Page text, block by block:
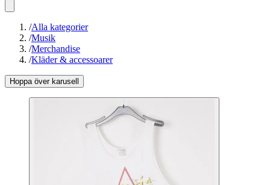
/Alla kategorier
/Musik
/Merchandise
/Kläder & accessoarer
Hoppa över karusell